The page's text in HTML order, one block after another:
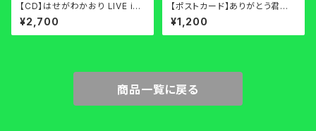
【CD】はせがわかおり LIVE in
風知空知
¥2,700
【ポストカード】ありがとう君ポ
ストカード2020（８枚セット）
¥1,200
商品一覧に戻る